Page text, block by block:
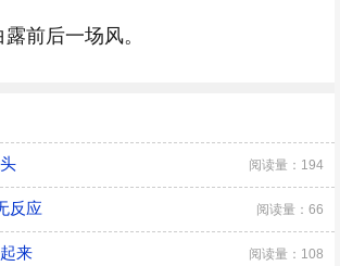
前后一场风。
阅读量：194
反应 阅读量：66
来 阅读量：108